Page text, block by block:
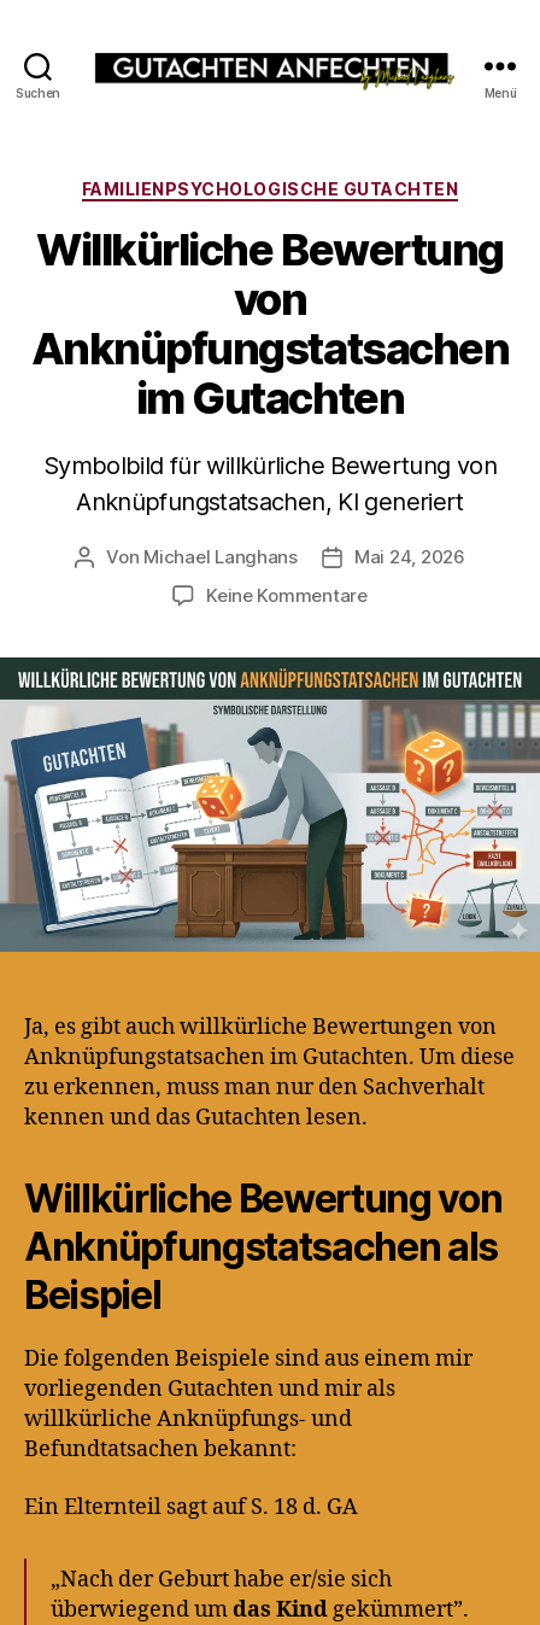
Suchen Menü
Kategorien
FAMILIENPSYCHOLOGISCHE GUTACHTEN
Willkürliche Bewertung
von
Anknüpfungstatsachen
im Gutachten
Symbolbild für willkürliche Bewertung von
Anknüpfungstatsachen, KI generiert
Beitragsautor
Von Michael Langhans Beitragsdatum
Mai 24, 2026
Keine Kommentarezu
von
im
Gutachten
Ja, es gibt auch willkürliche Bewertungen von
Anknüpfungstatsachen im Gutachten. Um diese
zu erkennen, muss man nur den Sachverhalt
kennen und das Gutachten lesen.
Willkürliche Bewertung von
Anknüpfungstatsachen als
Beispiel
Die folgenden Beispiele sind aus einem mir
vorliegenden Gutachten und mir als
willkürliche Anknüpfungs- und
Befundtatsachen bekannt:
Ein Elternteil sagt auf S. 18 d. GA
„Nach der Geburt habe er/sie sich
überwiegend umdas Kindgekümmert”.